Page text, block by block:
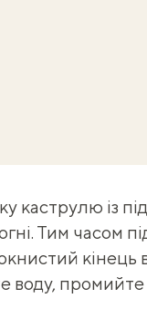
каструлю із
Тим часом
кінець
промийте і